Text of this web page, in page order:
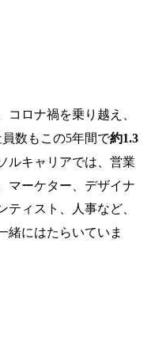
ロナ禍を乗り越え、
員数もこの5年間で約1.3
ルキャリアでは、営業
マーケター、デザイナ
ィスト、人事など、
緒にはたらいていま